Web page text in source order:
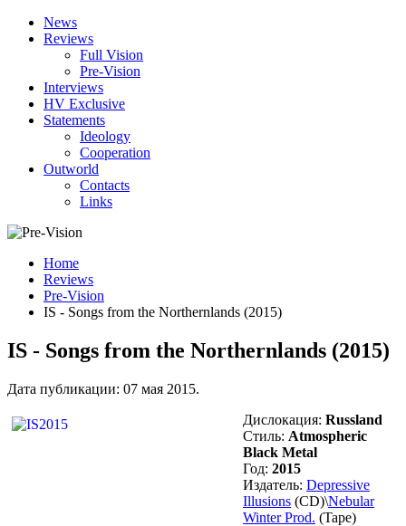
News
Reviews
Full Vision
Pre-Vision
Interviews
HV Exclusive
Statements
Ideology
Cooperation
Outworld
Contacts
Links
Home
Reviews
Pre-Vision
IS - Songs from the Northernlands (2015)
IS - Songs from the Northernlands (2015)
Дата публикации: 07 мая 2015.
Дислокация: Russland
Стиль: Atmospheric
Black Metal
Год: 2015
Издатель: Depressive
Illusions (CD)\Nebular
Winter Prod. (Tape)